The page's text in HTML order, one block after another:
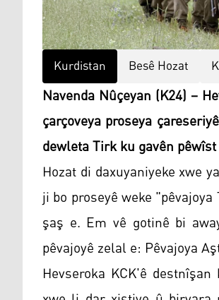
Kurdistan Besê Hozat
Navenda Nûçeyan (K24) –
çarçoveya proseya
dewleta Tirk ku gavên
Hozat di daxuyaniyeke xwe
ji bo proseyê weke
şaş e. Em vê gotinê bi
pêvajoyê zelal e: Pêvajoya
Hevseroka KCK'ê